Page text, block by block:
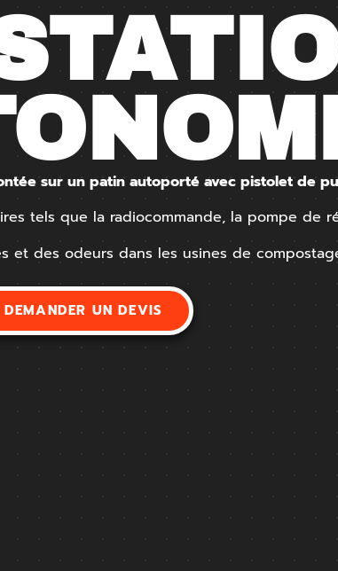
sur un patin autoporté avec pistolet de
tels que la radiocommande, la pompe
et des odeurs dans les usines de
DEMANDER UN DEVIS